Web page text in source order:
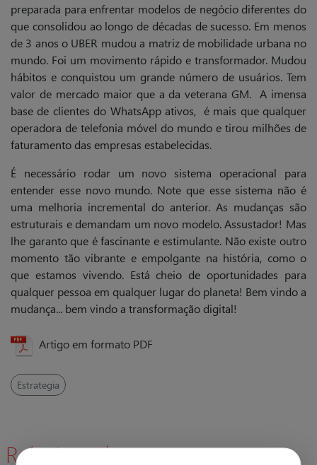
preparada para enfrentar modelos de negócio diferentes do
que consolidou ao longo de décadas de sucesso. Em menos
de 3 anos o UBER mudou a matriz de mobilidade urbana no
mundo. Foi um movimento rápido e transformador. Mudou
hábitos e conquistou um grande número de usuários. Tem
valor de mercado maior que a da veterana GM. A imensa
base de clientes do WhatsApp ativos, é mais que qualquer
operadora de telefonia móvel do mundo e tirou milhões de
faturamento das empresas estabelecidas.
É necessário rodar um novo sistema operacional para
entender esse novo mundo. Note que esse sistema não é
uma melhoria incremental do anterior. As mudanças são
estruturais e demandam um novo modelo. Assustador! Mas
lhe garanto que é fascinante e estimulante. Não existe outro
momento tão vibrante e empolgante na história, como o
que estamos vivendo. Está cheio de oportunidades para
qualquer pessoa em qualquer lugar do planeta! Bem vindo a
mudança... bem vindo a transformação digital!
Artigo em formato PDF
Estrategia
Relacionadas